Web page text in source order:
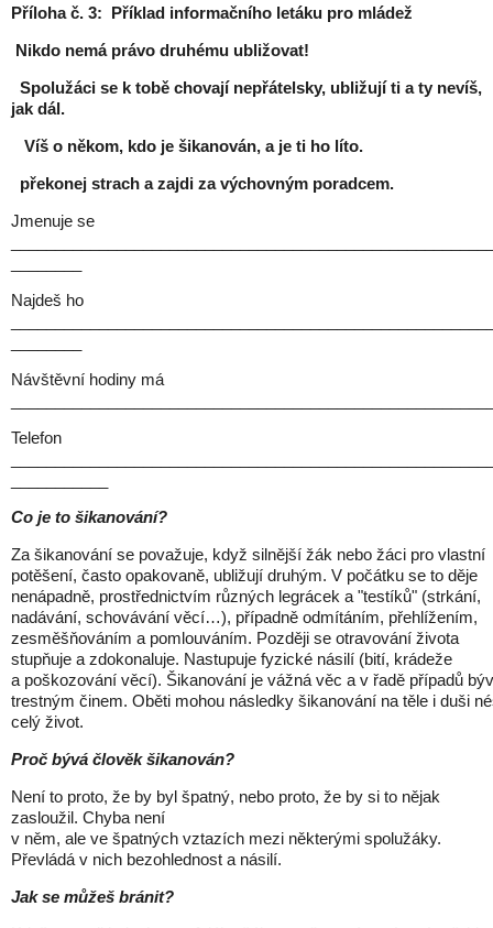
Příloha č. 3: Příklad informačního letáku pro mládež
Nikdo nemá právo druhému ubližovat!
Spolužáci se k tobě chovají nepřátelsky, ubližují ti a ty nevíš,
jak dál.
Víš o někom, kdo je šikanován, a je ti ho líto.
překonej strach a zajdi za výchovným poradcem.
Jmenuje se
Najdeš ho
Návštěvní hodiny má
Telefon
Co je to šikanování?
Za šikanování se považuje, když silnější žák nebo žáci pro vlastní
potěšení, často opakovaně, ubližují druhým. V počátku se to děje
nenápadně, prostřednictvím různých legrácek a "testíků" (strkání,
nadávání, schovávání věcí…), případně odmítáním, přehlížením,
zesměšňováním a pomlouváním. Později se otravování života
stupňuje a zdokonaluje. Nastupuje fyzické násilí (bití, krádeže
a poškozování věcí). Šikanování je vážná věc a v řadě případů
trestným činem. Oběti mohou následky šikanování na těle i duši
celý život.
Proč bývá člověk šikanován?
Není to proto, že by byl špatný, nebo proto, že by si to nějak
zasloužil. Chyba není
v něm, ale ve špatných vztazích mezi některými spolužáky.
Převládá v nich bezohlednost a násilí.
Jak se můžeš bránit?